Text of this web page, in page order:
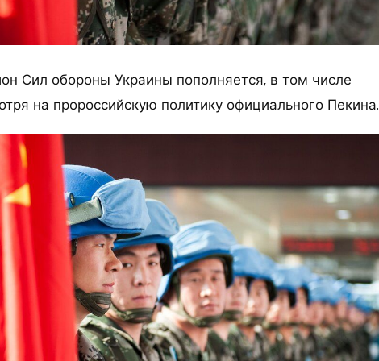
Сил обороны Украины пополняется, в том числе
на пророссийскую политику официального Пекина.